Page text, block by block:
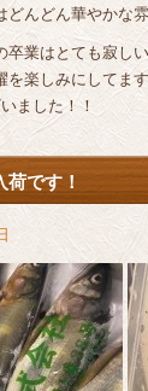
どんどん華やかな
卒業はとても寂し
楽しみにしてます
ました！！
です！